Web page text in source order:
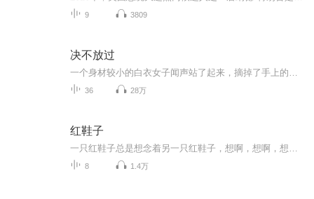
9 3809
决不放过
36 28万
红鞋子
8 1.4万